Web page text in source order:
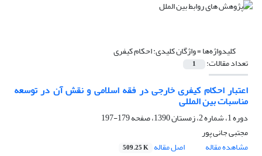
کلیدواژه‌ها =واژگان کلیدی: احکام کیفری
تعداد مقالات: 1
اعتبار احکام کیفری خارجی در فقه اسلامی و نقش آن در توسعه
مناسبات بین المللی
دوره 1، شماره 2، زمستان 1390، صفحه
179-197
مجتبی جانی پور
مشاهده مقاله
اصل مقاله 509.25 K